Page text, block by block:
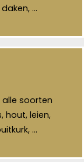
…
alle soorten
hout, leien,
…